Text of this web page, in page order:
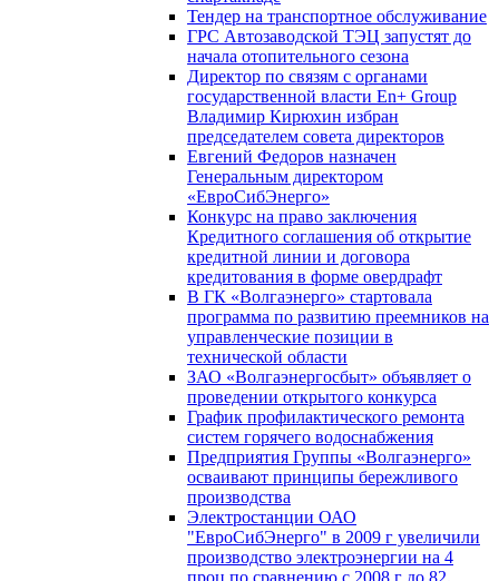
Тендер на транспортное обслуживание
ГРС Автозаводской ТЭЦ запустят до
начала отопительного сезона
Директор по связям с органами
государственной власти En+ Group
Владимир Кирюхин избран
председателем совета директоров
Евгений Федоров назначен
Генеральным директором
«ЕвроСибЭнерго»
Конкурс на право заключения
Кредитного соглашения об открытие
кредитной линии и договора
кредитования в форме овердрафт
В ГК «Волгаэнерго» стартовала
программа по развитию преемников на
управленческие позиции в
технической области
ЗАО «Волгаэнергосбыт» объявляет о
проведении открытого конкурса
График профилактического ремонта
систем горячего водоснабжения
Предприятия Группы «Волгаэнерго»
осваивают принципы бережливого
производства
Электростанции ОАО
"ЕвроСибЭнерго" в 2009 г увеличили
производство электроэнергии на 4